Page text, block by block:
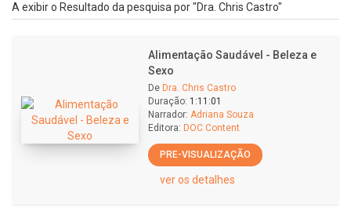
A exibir o Resultado da pesquisa por "Dra. Chris Castro"
Alimentação Saudável - Beleza e
Sexo
De Dra. Chris Castro
Duração: 1:11:01
Narrador: Adriana Souza
Editora: DOC Content
PRE-VISUALIZAÇÃO
ver os detalhes